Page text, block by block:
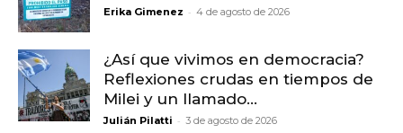
Erika Gimenez - 4 de agosto de 2026
¿Así que vivimos en democracia?
Reflexiones crudas en tiempos de
Milei y un llamado...
Julián Pilatti - 3 de agosto de 2026